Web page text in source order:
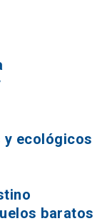
y ecológicos
baratos